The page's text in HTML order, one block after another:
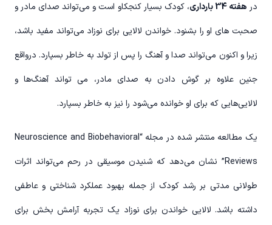
در هفته 34 بارداری
، کودک بسیار کنجکاو است و می‌تواند صدای مادر و
صحبت های او را بشنود. خواندن لالایی برای نوزاد می‌تواند مفید باشد،
زیرا و اکنون می‌تواند صدا و آهنگ را پس از تولد به خاطر بسپارد. درواقع
جنین علاوه بر گوش دادن به صدای مادر، می تواند آهنگ‌ها و
لالایی‌هایی که برای او خوانده می‌شود را نیز به خاطر بسپارد.
یک مطالعه منتشر شده در مجله “Neuroscience and Biobehavioral
Reviews” نشان می‌دهد که شنیدن موسیقی در رحم می‌تواند اثرات
طولانی مدتی بر رشد کودک از جمله بهبود عملکرد شناختی و عاطفی
داشته باشد. لالایی خواندن برای نوزاد یک تجربه آرامش بخش برای